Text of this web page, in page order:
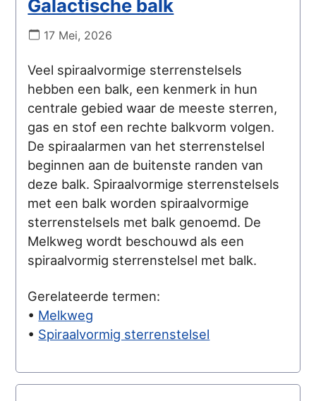
Galactische balk
17 Mei, 2026
Veel spiraalvormige sterrenstelsels
hebben een balk, een kenmerk in hun
centrale gebied waar de meeste sterren,
gas en stof een rechte balkvorm volgen.
De spiraalarmen van het sterrenstelsel
beginnen aan de buitenste randen van
deze balk. Spiraalvormige sterrenstelsels
met een balk worden spiraalvormige
sterrenstelsels met balk genoemd. De
Melkweg wordt beschouwd als een
spiraalvormig sterrenstelsel met balk.
Gerelateerde termen:
• Melkweg
• Spiraalvormig sterrenstelsel